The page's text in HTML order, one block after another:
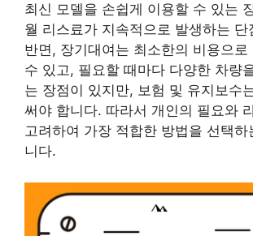
최신 모델을 손쉽게 이용할 수 있는
월 리스료가 지속적으로 발생하는 단
반면, 장기대여는 최소한의 비용으
수 있고, 필요할 때마다 다양한 차량
는 장점이 있지만, 보험 및 유지보수
써야 합니다. 따라서 개인의 필요와
고려하여 가장 적합한 방법을 선택
니다.